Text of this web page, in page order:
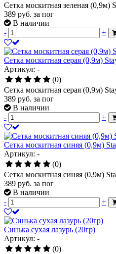
Сетка москитная зеленая (0,9м)
389 руб. за пог
В наличии
-
+
Сетка москитная серая (0,9м)
Артикул: -
(0)
Сетка москитная серая (0,9м)
389 руб. за пог
В наличии
-
+
Сетка москитная синяя (0,9м)
Артикул: -
(0)
Сетка москитная синяя (0,9м)
389 руб. за пог
В наличии
-
+
Синька сухая лазурь (20гр)
Артикул: -
(0)